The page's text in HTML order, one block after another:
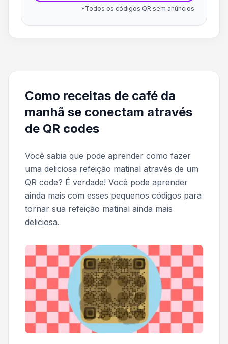
*Todos os códigos QR sem anúncios
Como receitas de café da
manhã se conectam através
de QR codes
Você sabia que pode aprender como fazer
uma deliciosa refeição matinal através de um
QR code? É verdade! Você pode aprender
ainda mais com esses pequenos códigos para
tornar sua refeição matinal ainda mais
deliciosa.